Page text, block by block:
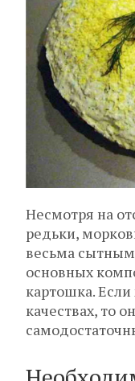
Несмотря на
редьки,
весьма
основных
картошка.
качествах, то